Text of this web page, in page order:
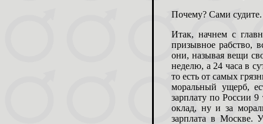
Почему? Сами судите.
Итак, начнем с
призывное рабство,
они, называя вещи
неделю, а 24 часа в
то есть от самых
моральный ущерб,
зарплату по России
оклад, ну и за
зарплата в Москве.